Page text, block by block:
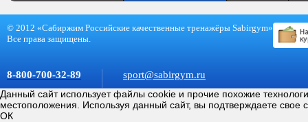
© 2012 «Сабиржим Российские качественные тренажёры Sabirgym»
Все права защищены.
8-800-700-32-89
sport@sabirgym.ru
Данный сайт использует файлы cookie и прочие похожие
местоположения. Используя данный сайт, вы подтверждаете свое
ОК